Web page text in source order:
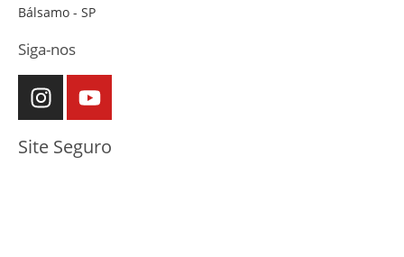
Bálsamo - SP
Siga-nos
Site Seguro